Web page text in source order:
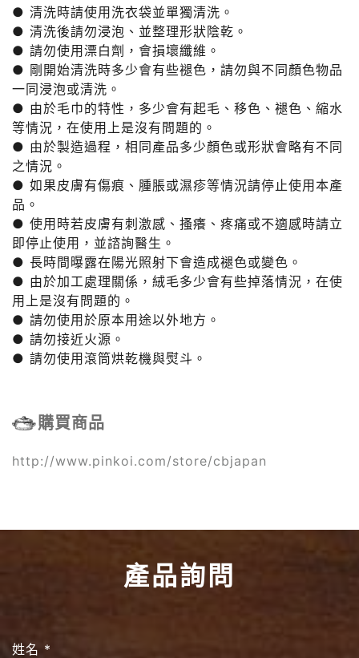
● 清洗時請使用洗衣袋並單獨清洗。
● 清洗後請勿浸泡、並整理形狀陰乾。
● 請勿使用漂白劑，會損壞纖維。
● 剛開始清洗時多少會有些褪色，請勿與不同顏色物品
一同浸泡或清洗。
● 由於毛巾的特性，多少會有起毛、移色、褪色、縮水
等情況，在使用上是沒有問題的。
● 由於製造過程，相同產品多少顏色或形狀會略有不同
之情況。
● 如果皮膚有傷痕、腫脹或濕疹等情況請停止使用本產
品。
● 使用時若皮膚有刺激感、搔癢、疼痛或不適感時請立
即停止使用，並諮詢醫生。
● 長時間曝露在陽光照射下會造成褪色或變色。
● 由於加工處理關係，絨毛多少會有些掉落情況，在使
用上是沒有問題的。
● 請勿使用於原本用途以外地方。
● 請勿接近火源。
● 請勿使用滾筒烘乾機與熨斗。
購買商品
http://www.pinkoi.com/store/cbjapan
產品詢問
姓名 *